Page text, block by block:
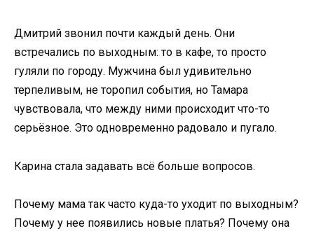
Дмитрий звонил почти каждый день. Они
встречались по выходным: то в кафе, то просто
гуляли по городу. Мужчина был удивительно
терпеливым, не торопил события, но Тамара
чувствовала, что между ними происходит что-то
серьёзное. Это одновременно радовало и пугало.
Карина стала задавать всё больше вопросов.
Почему мама так часто куда-то уходит по выходным?
Почему у нее появились новые платья? Почему она